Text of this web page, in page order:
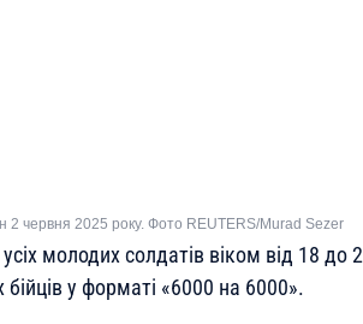
2 червня 2025 року. Фото REUTERS/Murad Sezer
молодих солдатів віком від 18 до
у форматі «6000 на 6000».